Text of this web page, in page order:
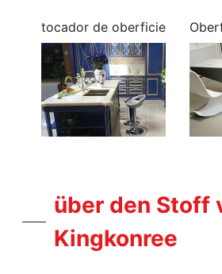
tocador de oberficie sólida
über den Stoff
Kingkonree